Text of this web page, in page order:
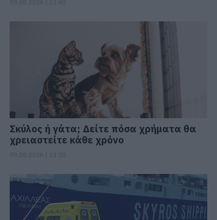
Σκύλος ή γάτα; Δείτε πόσα χρήματα θα
χρειαστείτε κάθε χρόνο